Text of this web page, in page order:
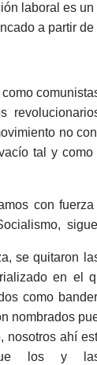
laboral es
a partir
no
tal y
con
quitaron las
en el
como
nombrados
ahí
los y las